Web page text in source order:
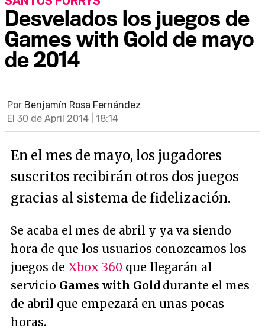
Desvelados los juegos de
Games with Gold de mayo
de 2014
Por Benjamín Rosa Fernández
El 30 de April 2014 | 18:14
En el mes de mayo, los jugadores
suscritos recibirán otros dos juegos
gracias al sistema de fidelización.
Se acaba el mes de abril y ya va siendo
hora de que los usuarios conozcamos los
juegos de Xbox 360 que llegarán al
servicio Games with Gold durante el mes
de abril que empezará en unas pocas
horas.